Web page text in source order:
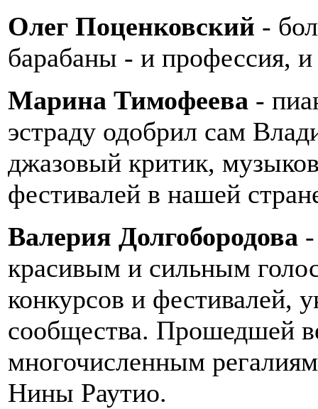
Олег Поценковский -
барабаны - и профессия,
Марина Тимофеева -
эстраду одобрил сам
джазовый критик,
фестивалей в нашей
Валерия Долгобородова
красивым и сильным
конкурсов и фестивалей,
сообщества. Прошедшей
многочисленным
Нины Раутио.